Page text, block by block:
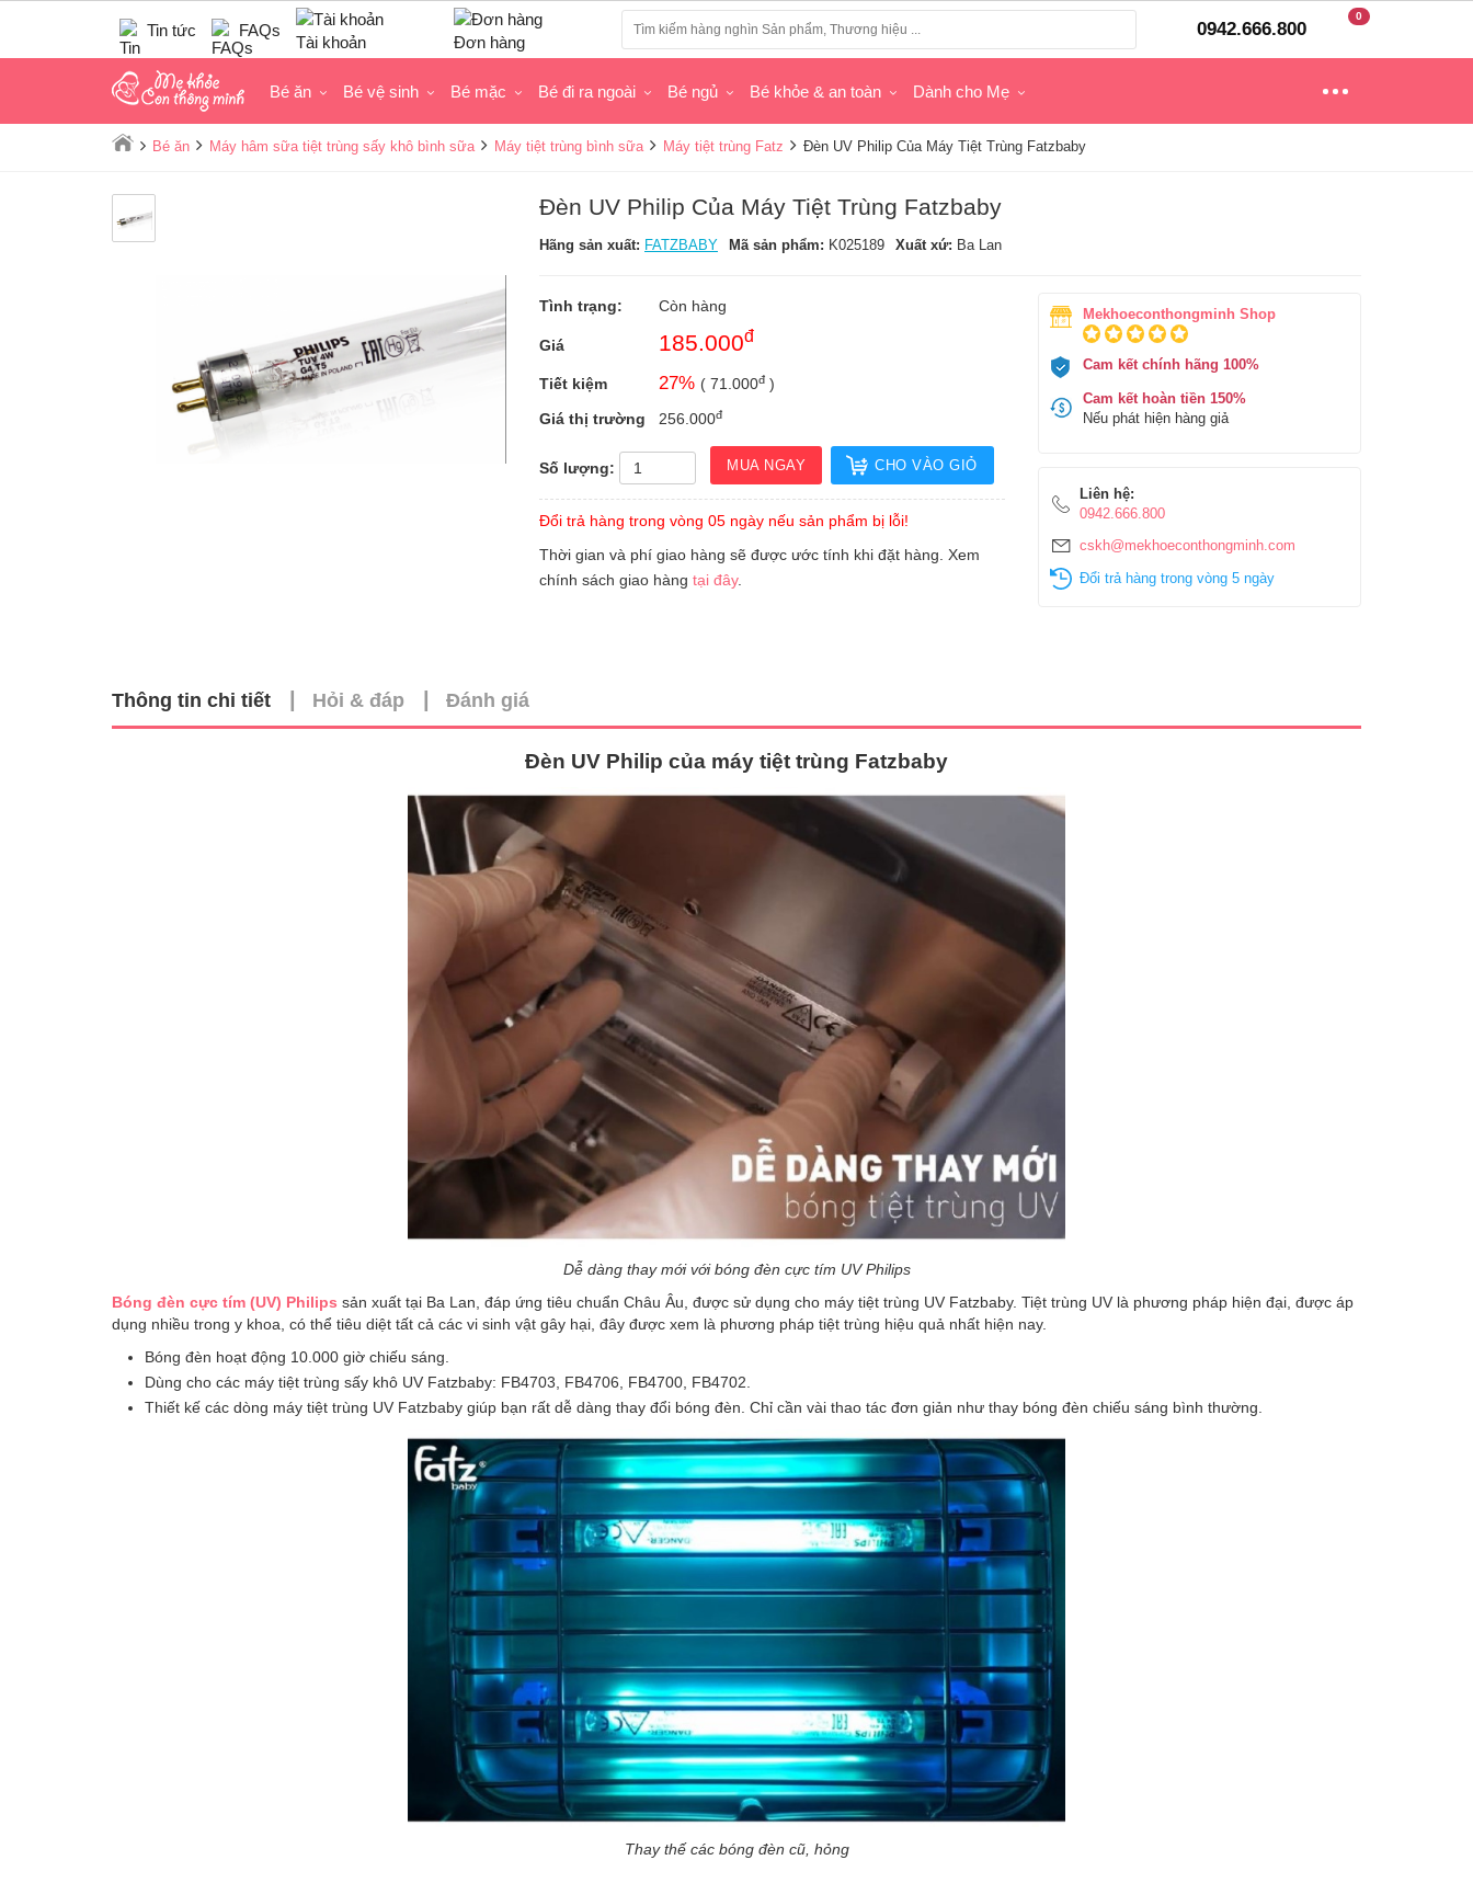
Tin tức FAQs
Tài khoản Đơn hàng
0942.666.800
0
Bé ăn Bé vệ sinh Bé mặc Bé đi ra ngoài Bé ngủ Bé khỏe & an toàn Dành cho Mẹ
Bé ăn Máy hâm sữa tiệt trùng sấy khô bình sữa Máy tiệt trùng bình sữa Máy tiệt trùng Fatz Đèn UV Philip Của Máy Tiệt Trùng Fatzbaby
Đèn UV Philip Của Máy Tiệt Trùng Fatzbaby
Hãng sản xuất: FATZBABY Mã sản phẩm: K025189 Xuất xứ: Ba Lan
Tình trạng: Còn hàng
Giá 185.000đ
Tiết kiệm 27% ( 71.000đ )
Giá thị trường
256.000đ
Số lượng: MUA NGAY CHO VÀO GIỎ
Đổi trả hàng trong vòng 05 ngày nếu sản phẩm bị lỗi!
Thời gian và phí giao hàng sẽ được ước tính khi đặt hàng. Xem
chính sách giao hàng tại đây.
Mekhoeconthongminh Shop
Cam kết chính hãng 100%
Cam kết hoàn tiền 150%
Nếu phát hiện hàng giả
Liên hệ:
0942.666.800
cskh@mekhoeconthongminh.com
Đổi trả hàng trong vòng 5 ngày
Thông tin chi tiết Hỏi & đáp Đánh giá
Đèn UV Philip của máy tiệt trùng Fatzbaby
Dễ dàng thay mới với bóng đèn cực tím UV Philips
Bóng đèn cực tím (UV) Philips sản xuất tại Ba Lan, đáp ứng tiêu chuẩn Châu Âu, được sử dụng cho máy tiệt trùng UV Fatzbaby. Tiệt trùng UV là phương pháp hiện đại, được áp
dụng nhiều trong y khoa, có thể tiêu diệt tất cả các vi sinh vật gây hại, đây được xem là phương pháp tiệt trùng hiệu quả nhất hiện nay.
Bóng đèn hoạt động 10.000 giờ chiếu sáng.
Dùng cho các máy tiệt trùng sấy khô UV Fatzbaby: FB4703, FB4706, FB4700, FB4702.
Thiết kế các dòng máy tiệt trùng UV Fatzbaby giúp bạn rất dễ dàng thay đổi bóng đèn. Chỉ cần vài thao tác đơn giản như thay bóng đèn chiếu sáng bình thường.
Thay thế các bóng đèn cũ, hỏng